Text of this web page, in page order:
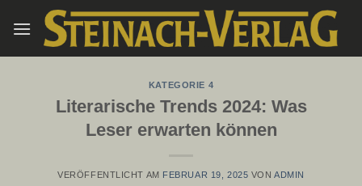
Inhalt
springen
KATEGORIE 4
Literarische Trends 2024: Was
Leser erwarten können
VERÖFFENTLICHT AM FEBRUAR 19, 2025 VONADMIN